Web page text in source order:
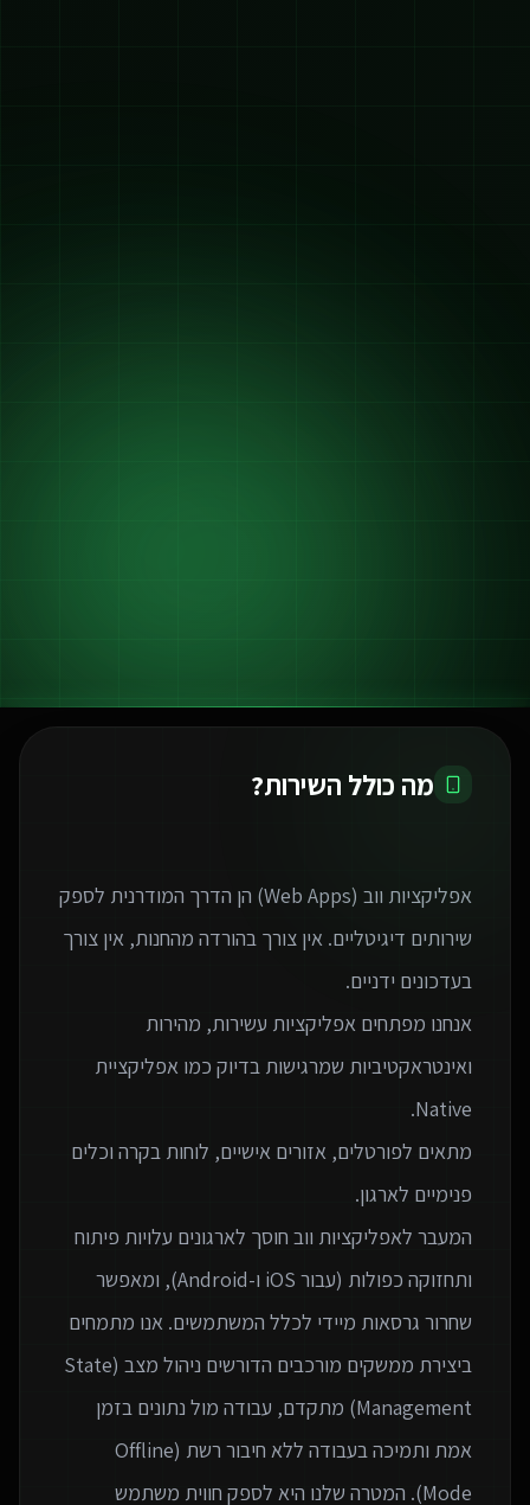
מה כולל השירות?
אפליקציות ווב (Web Apps) הן הדרך המודרנית לספק
שירותים דיגיטליים. אין צורך בהורדה מהחנות, אין צורך
אנחנו מפתחים אפליקציות עשירות, מהירות
ואינטראקטיביות שמרגישות בדיוק כמו אפליקציית
מתאים לפורטלים, אזורים אישיים, לוחות בקרה וכלים
המעבר לאפליקציות ווב חוסך לארגונים עלויות פיתוח
ותחזוקה כפולות (עבור iOS ו-Android), ומאפשר
שחרור גרסאות מיידי לכלל המשתמשים. אנו מתמחים
ביצירת ממשקים מורכבים הדורשים ניהול מצב (State
Management) מתקדם, עבודה מול נתונים בזמן
אמת ותמיכה בעבודה ללא חיבור רשת (Offline
Mode). המטרה שלנו היא לספק חווית משתמש